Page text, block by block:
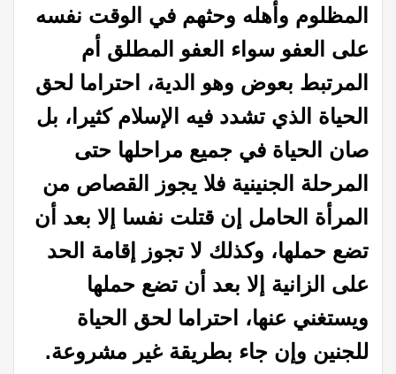
المظلوم وأهله وحثهم في الوقت نفسه
على العفو سواء العفو المطلق أم
المرتبط بعوض وهو الدية،
احتراما لحق
الحياة الذي تشدد فيه الإسلام كثيرا، بل
صان الحياة في جميع مراحلها حتى
المرحلة الجنينية فلا يجوز القصاص من
المرأة الحامل إن قتلت نفسا إلا بعد أن
تضع حملها، وكذلك لا تجوز إقامة الحد
على الزانية إلا بعد أن تضع حملها
ويستغني عنها، احتراما لحق الحياة
للجنين وإن جاء بطريقة غير مشروعة.